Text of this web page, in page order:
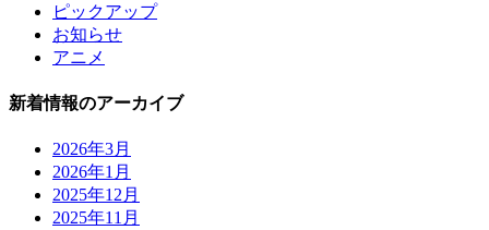
ピックアップ
お知らせ
アニメ
新着情報のアーカイブ
2026年3月
2026年1月
2025年12月
2025年11月